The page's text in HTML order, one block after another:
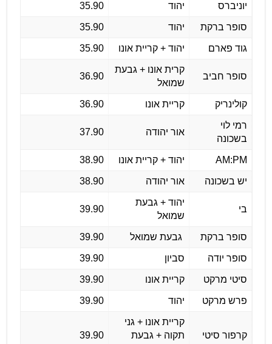
יוניברס יהוד 35.90
סופר ברקת יהוד 35.90
גוד פארם יהוד + קריית אונו 35.90
סופר חביב
קרית אונו + גבעת
שמואל
36.90
קולינריק קריית אונו 36.90
רמי לוי
בשכונה
אור יהודה 37.90
AM:PM יהוד + קריית אונו 38.90
יש בשכונה אור יהודה 38.90
בי
יהוד + גבעת
שמואל
39.90
סופר ברקת גבעת שמואל 39.90
סופר יודה סביון 39.90
סיטי מרקט קריית אונו 39.90
פרש מרקט יהוד 39.90
קרפור סיטי
קריית אונו + גני
תקוה + גבעת
39.90